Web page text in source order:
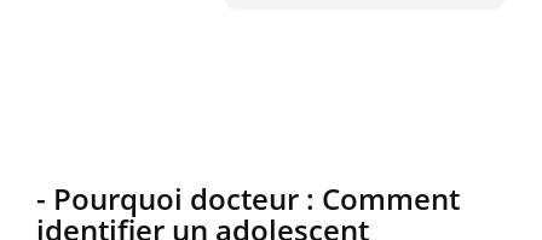
- Pourquoi docteur : Comment
identifier un adolescent